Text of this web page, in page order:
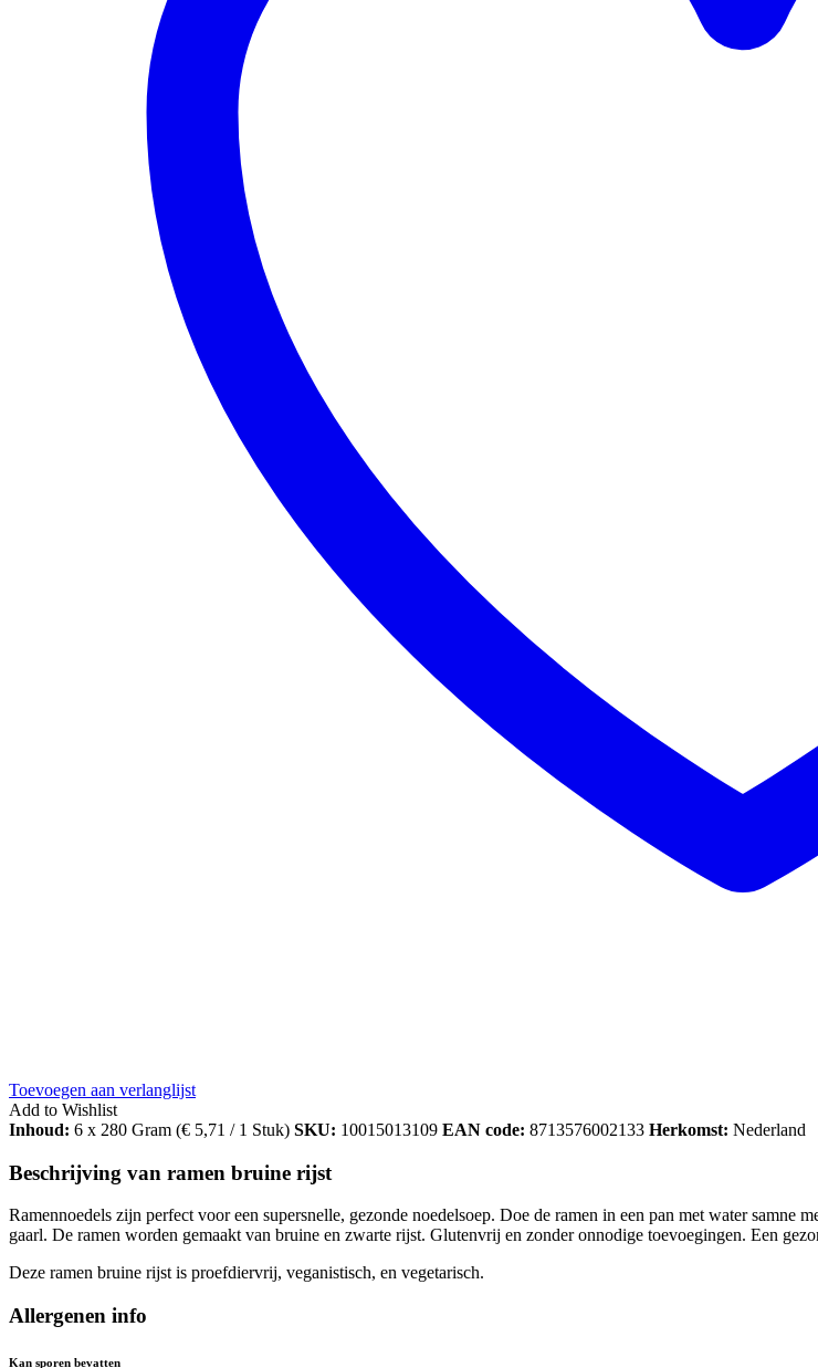
Toevoegen aan verlanglijst
Add to Wishlist
Inhoud: 6 x 280 Gram (€ 5,71 / 1 Stuk) SKU: 10015013109 EAN code: 8713576002133 Herkomst: Nederland
Beschrijving van ramen bruine rijst
Ramennoedels zijn perfect voor een supersnelle, gezonde noedelsoep. Doe de ramen in een pan met water samne
gaarl. De ramen worden gemaakt van bruine en zwarte rijst. Glutenvrij en zonder onnodige toevoegingen. Een
Deze ramen bruine rijst is proefdiervrij, veganistisch, en vegetarisch.
Allergenen info
Kan sporen bevatten